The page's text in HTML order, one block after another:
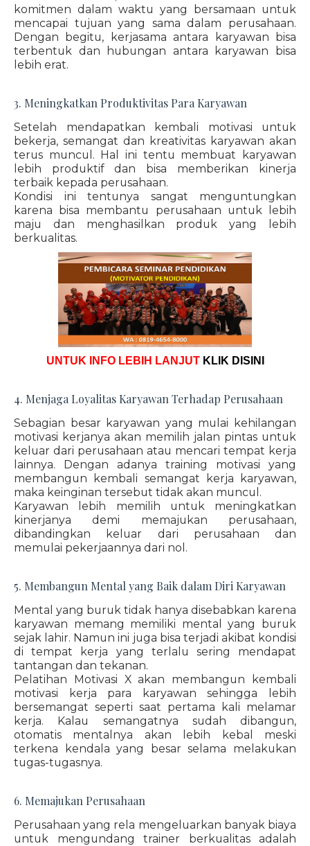
komitmen dalam waktu yang bersamaan untuk
mencapai tujuan yang sama dalam perusahaan.
Dengan begitu, kerjasama antara karyawan bisa
terbentuk dan hubungan antara karyawan bisa
lebih erat.
3. Meningkatkan Produktivitas Para Karyawan
Setelah mendapatkan kembali motivasi untuk
bekerja, semangat dan kreativitas karyawan akan
terus muncul. Hal ini tentu membuat karyawan
lebih produktif dan bisa memberikan kinerja
terbaik kepada perusahaan.
Kondisi ini tentunya sangat menguntungkan
karena bisa membantu perusahaan untuk lebih
maju dan menghasilkan produk yang lebih
berkualitas.
UNTUK INFO LEBIH LANJUT KLIK DISINI
4. Menjaga Loyalitas Karyawan Terhadap Perusahaan
Sebagian besar karyawan yang mulai kehilangan
motivasi kerjanya akan memilih jalan pintas untuk
keluar dari perusahaan atau mencari tempat kerja
lainnya. Dengan adanya training motivasi yang
membangun kembali semangat kerja karyawan,
maka keinginan tersebut tidak akan muncul.
Karyawan lebih memilih untuk meningkatkan
kinerjanya demi memajukan perusahaan,
dibandingkan keluar dari perusahaan dan
memulai pekerjaannya dari nol.
5. Membangun Mental yang Baik dalam Diri Karyawan
Mental yang buruk tidak hanya disebabkan karena
karyawan memang memiliki mental yang buruk
sejak lahir. Namun ini juga bisa terjadi akibat kondisi
di tempat kerja yang terlalu sering mendapat
tantangan dan tekanan.
Pelatihan Motivasi X akan membangun kembali
motivasi kerja para karyawan sehingga lebih
bersemangat seperti saat pertama kali melamar
kerja. Kalau semangatnya sudah dibangun,
otomatis mentalnya akan lebih kebal meski
terkena kendala yang besar selama melakukan
tugas-tugasnya.
6. Memajukan Perusahaan
Perusahaan yang rela mengeluarkan banyak biaya
untuk mengundang trainer berkualitas adalah